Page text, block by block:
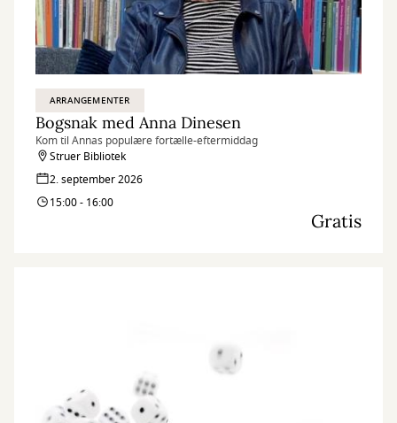
ARRANGEMENTER
Bogsnak med Anna Dinesen
Kom til Annas populære fortælle-eftermiddag
Struer Bibliotek
2. september 2026
15:00 - 16:00
Gratis